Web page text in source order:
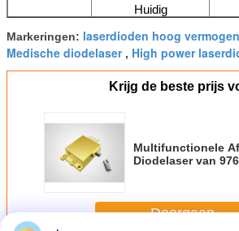
Huidig
Markeringen: laserdioden hoog vermogen
Medische diodelaser, High power
Krijg de beste prijs
Multifunctionele
Diodelaser van
Doorgaan